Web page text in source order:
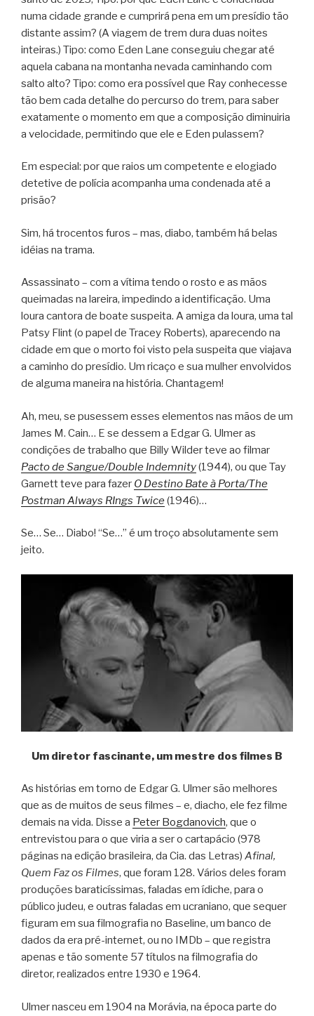
numa cidade grande e cumprirá pena em um presídio tão
distante assim? (A viagem de trem dura duas noites
inteiras.) Tipo: como Eden Lane conseguiu chegar até
aquela cabana na montanha nevada caminhando com
salto alto? Tipo: como era possível que Ray conhecesse
tão bem cada detalhe do percurso do trem, para saber
exatamente o momento em que a composição diminuiria
a velocidade, permitindo que ele e Eden pulassem?
Em especial: por que raios um competente e elogiado
detetive de polícia acompanha uma condenada até a
prisão?
Sim, há trocentos furos – mas, diabo, também há belas
idéias na trama.
Assassinato – com a vítima tendo o rosto e as mãos
queimadas na lareira, impedindo a identificação. Uma
loura cantora de boate suspeita. A amiga da loura, uma tal
Patsy Flint (o papel de Tracey Roberts), aparecendo na
cidade em que o morto foi visto pela suspeita que viajava
a caminho do presídio. Um ricaço e sua mulher envolvidos
de alguma maneira na história. Chantagem!
Ah, meu, se pusessem esses elementos nas mãos de um
James M. Cain… E se dessem a Edgar G. Ulmer as
condições de trabalho que Billy Wilder teve ao filmar
Pacto de Sangue/Double Indemnity(1944), ou que Tay
Garnett teve para fazer O Destino Bate à Porta/The
Postman Always RIngs Twice(1946)…
Se… Se… Diabo! “Se…” é um troço absolutamente sem
jeito.
Um diretor fascinante, um mestre dos filmes B
As histórias em torno de Edgar G. Ulmer são melhores
que as de muitos de seus filmes – e, diacho, ele fez filme
demais na vida. Disse a Peter Bogdanovich, que o
entrevistou para o que viria a ser o cartapácio (978
páginas na edição brasileira, da Cia. das Letras) Afinal,
Quem Faz os Filmes, que foram 128. Vários deles foram
produções baraticíssimas, faladas em ídiche, para o
público judeu, e outras faladas em ucraniano, que sequer
figuram em sua filmografia no Baseline, um banco de
dados da era pré-internet, ou no IMDb – que registra
apenas e tão somente 57 títulos na filmografia do
diretor, realizados entre 1930 e 1964.
Ulmer nasceu em 1904 na Morávia, na época parte do